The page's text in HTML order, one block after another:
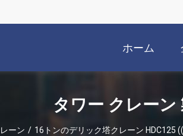
ホーム
タワー クレーン
ーン / 16トンのデリック塔クレーン HDC125